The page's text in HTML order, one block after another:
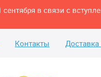
сентября в связи с
Контакты